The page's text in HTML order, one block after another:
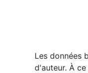
Les données
d'auteur. À